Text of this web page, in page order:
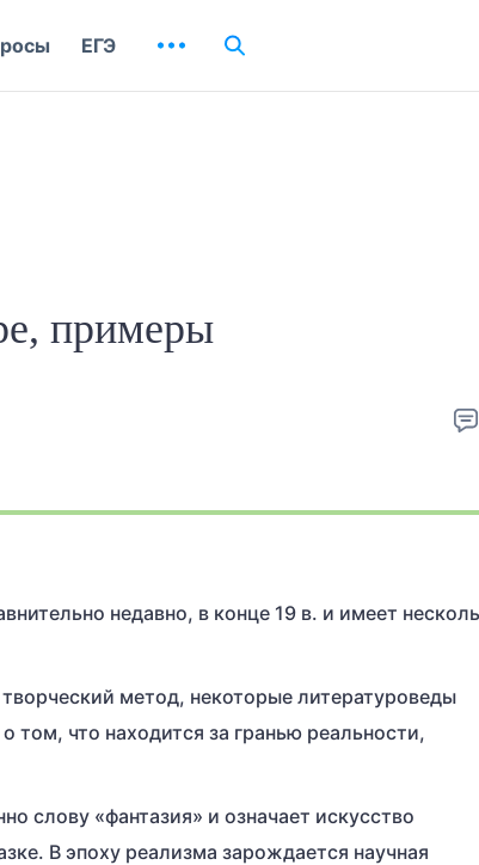
примеры
недавно, в конце 19 в. и имеет
метод, некоторые литературоведы
том, что находится за гранью реальности,
слову «фантазия» и означает искусство
В эпоху реализма зарождается научная
ЕГЭ